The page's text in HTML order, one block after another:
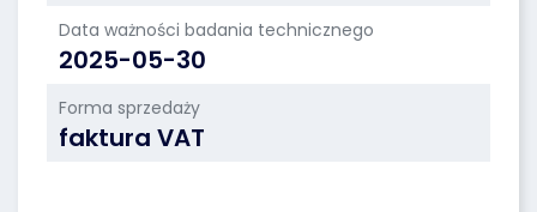
Data ważności badania technicznego
2025-05-30
Forma sprzedaży
faktura VAT